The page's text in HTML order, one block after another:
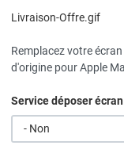
Livraison-Offre.gif
Remplacez votre
d'origine pour Apple
Service déposer écran
- Non